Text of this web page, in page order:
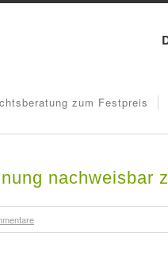
zum Festpreis
nachweisbar